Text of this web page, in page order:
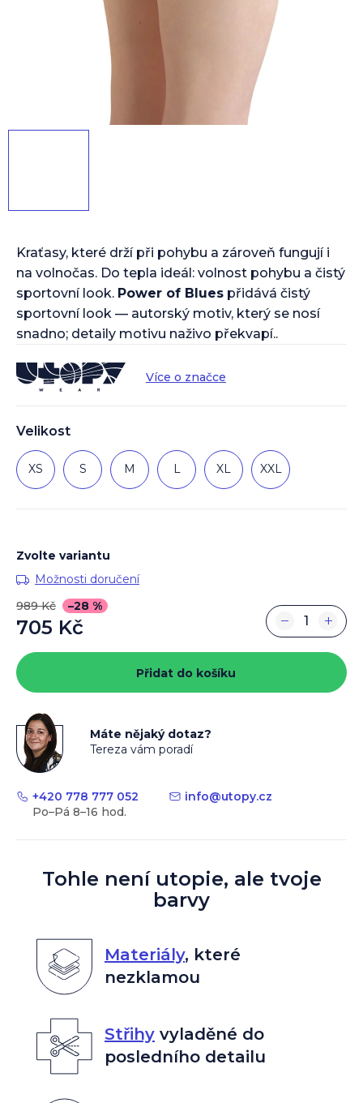
Velikost
XS S M L XL XXL
Kraťasy, které drží při pohybu a zároveň fungují i
na volnočas. Do tepla ideál: volnost pohybu a čistý
sportovní look. Power of Blues přidává čistý
sportovní look — autorský motiv, který se nosí
snadno; detaily motivu naživo překvapí..
Více o značce
Zvolte variantu
Možnosti doručení
989 Kč
–28 %
705 Kč
cena:
+
−
Přidat do košíku
Máte nějaký dotaz?
Tereza vám poradí
+420 778 777 052 info@utopy.cz
Tohle není utopie, ale tvoje
barvy
Materiály, které
nezklamou
Střihyvyladěné do
posledního detailu